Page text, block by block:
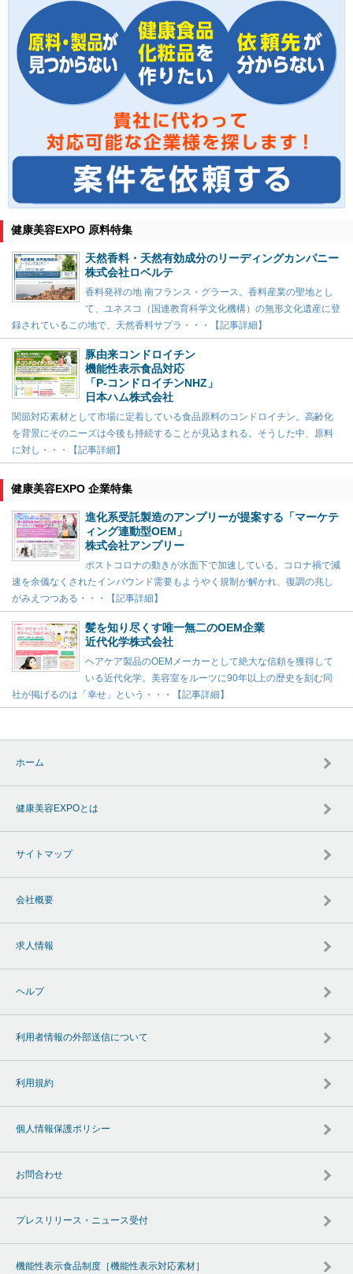
健康美容EXPO 原料特集
天然香料・天然有効成分のリーディングカンパニー
株式会社ロベルテ
香料発祥の地 南フランス・グラース。香料産業の聖地とし
て、ユネスコ（国連教育科学文化機構）の無形文化遺産に登
録されているこの地で、天然香料サプラ・・・【記事詳細】
豚由来コンドロイチン
機能性表示食品対応
「P-コンドロイチンNHZ」
日本ハム株式会社
関節対応素材として市場に定着している食品原料のコンドロイチン。高齢化
を背景にそのニーズは今後も持続することが見込まれる。そうした中、原料
に対し・・・【記事詳細】
健康美容EXPO 企業特集
進化系受託製造のアンプリーが提案する「マーケテ
ィング連動型OEM」
株式会社アンプリー
ポストコロナの動きが水面下で加速している。コロナ禍で減
速を余儀なくされたインバウンド需要もようやく規制が解かれ、復調の兆し
がみえつつある・・・【記事詳細】
髪を知り尽くす唯一無二のOEM企業
近代化学株式会社
ヘアケア製品のOEMメーカーとして絶大な信頼を獲得して
いる近代化学。美容室をルーツに90年以上の歴史を刻む同
社が掲げるのは「幸せ」という・・・【記事詳細】
ホーム
健康美容EXPOとは
サイトマップ
会社概要
求人情報
ヘルプ
利用者情報の外部送信について
利用規約
個人情報保護ポリシー
お問合わせ
プレスリリース・ニュース受付
機能性表示食品制度［機能性表示対応素材］